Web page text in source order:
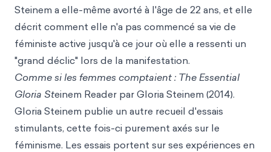
Steinem a elle-même avorté à l'âge de 22 ans, et elle
décrit comment elle n'a pas commencé sa vie de
féministe active jusqu'à ce jour où elle a ressenti un
"grand déclic" lors de la manifestation.
Comme si les femmes comptaient : The Essential
Gloria Steinem Reader par Gloria Steinem (2014).
Gloria Steinem publie un autre recueil d'essais
stimulants, cette fois-ci purement axés sur le
féminisme. Les essais portent sur ses expériences en